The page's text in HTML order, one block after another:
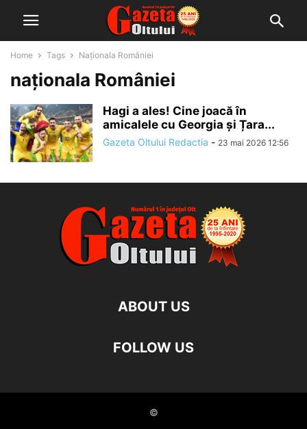
Home Tags Naționala României
naționala României
Hagi a ales! Cine joacă în
amicalele cu Georgia și Țara...
Gazeta Oltului Redactia - 23 mai 2026 12:56
ABOUT US
FOLLOW US
©